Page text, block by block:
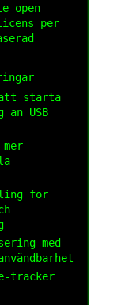
open
per
starta
USB
för
med
tracker